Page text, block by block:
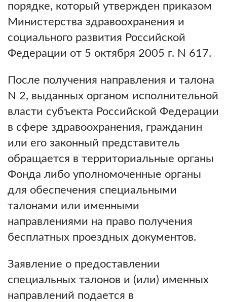
порядке, который утвержден приказом
Министерства здравоохранения и
социального развития Российской
Федерации от 5 октября 2005 г. N 617.
После получения направления и талона
N 2, выданных органом исполнительной
власти субъекта Российской Федерации
в сфере здравоохранения, гражданин
или его законный представитель
обращается в территориальные органы
Фонда либо уполномоченные органы
для обеспечения специальными
талонами или именными
направлениями на право получения
бесплатных проездных документов.
Заявление о предоставлении
специальных талонов и (или) именных
направлений подается в